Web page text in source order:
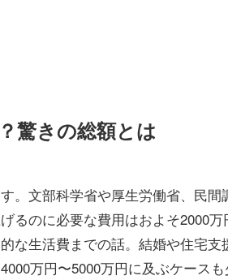
驚きの総額とは
。文部科学省や厚生労働省、民間
るのに必要な費用はおよそ2000万
な生活費までの話。結婚や住宅支
万円〜5000万円に及ぶケース